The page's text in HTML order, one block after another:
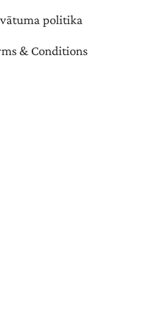
politika
& Conditions